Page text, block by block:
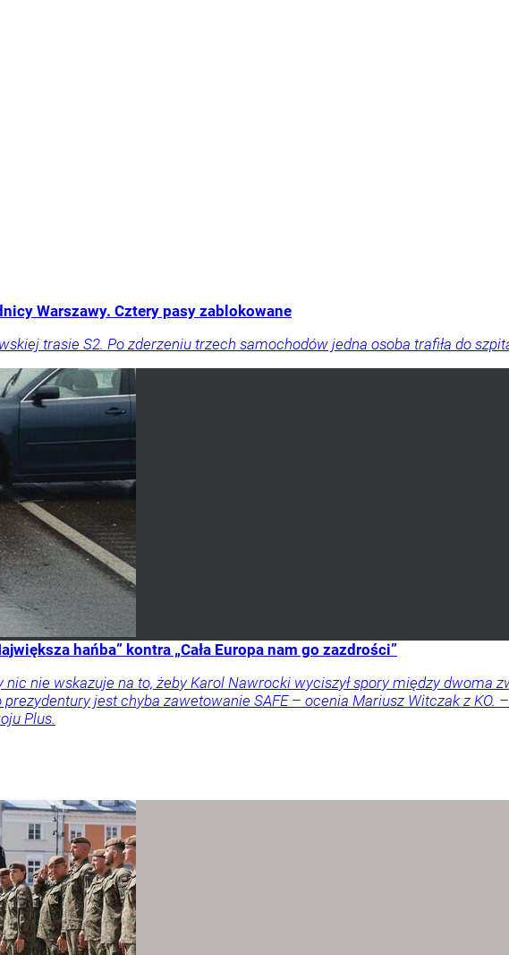
Warszawy. Cztery pasy zablokowane
trasie S2. Po zderzeniu trzech samochodów jedna osoba trafiła do
hańba” kontra „Cała Europa nam go zazdrości”
nie wskazuje na to, żeby Karol Nawrocki wyciszył spory między dwoma
jest chyba zawetowanie SAFE – ocenia Mariusz Witczak z KO.
Plus.